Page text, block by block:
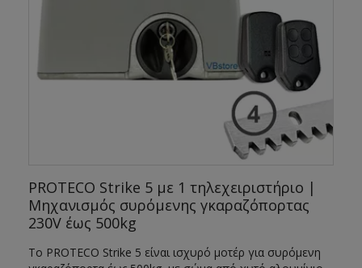
PROTECO Strike 5 με 1 τηλεχειριστήριο |
Μηχανισμός συρόμενης γκαραζόπορτας
230V έως 500kg
Το PROTECO Strike 5 είναι ισχυρό μοτέρ για συρόμενη